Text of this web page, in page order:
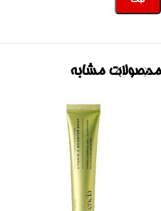
محصولات مشابه